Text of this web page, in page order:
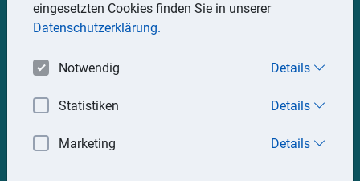
Impressum Datenschutz
eingesetzten Cookies finden Sie in unserer
Datenschutzerklärung.
Notwendig Details
Statistiken Details
Marketing Details